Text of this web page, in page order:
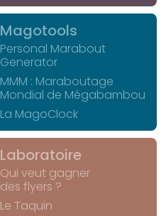
Magotools
Personal Marabout
Generator
MMM : Maraboutage
Mondial de Mégabambou
La MagoClock
Laboratoire
Qui veut gagner
des flyers ?
Le Taquin